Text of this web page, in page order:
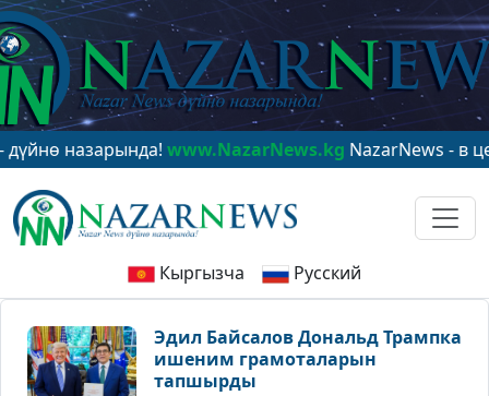
www.NazarNews.kgNazarNews - в центре
Кыргызча Русский
Эдил Байсалов Дональд Трампка
ишеним грамоталарын
тапшырды